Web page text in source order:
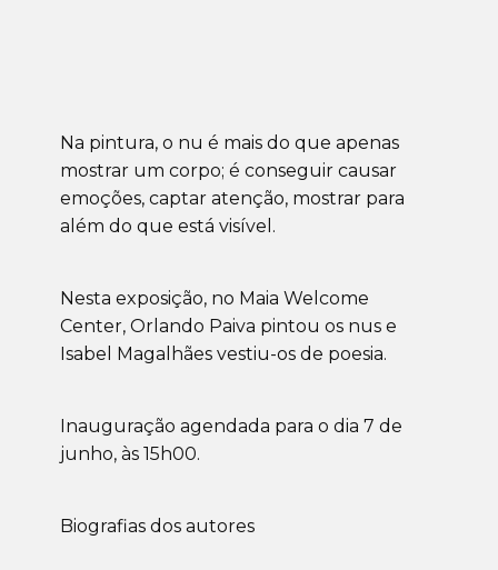
Na pintura, o nu é mais do que apenas
mostrar um corpo; é conseguir causar
emoções, captar atenção, mostrar para
além do que está visível.
Nesta exposição, no Maia Welcome
Center, Orlando Paiva pintou os nus e
Isabel Magalhães vestiu-os de poesia.
Inauguração agendada para o dia 7 de
junho, às 15h00.
Biografias dos autores